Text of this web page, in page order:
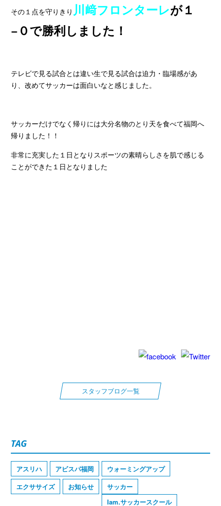
その１点を守りきり 川﨑フロンターレが１
−０で勝利しました！
テレビで見る試合とは違い生で見る試合は迫力・臨場感があ
り、改めてサッカーは面白いなと感じました。
サッカーだけでなく帰りには大分名物のとり天を食べて福岡へ
帰りました！！
非常に充実した１日となりスポーツの素晴らしさを肌で感じる
ことができた１日となりました
スタッフブログ一覧
TAG
アスリハ アビスパ福岡
ウォーミングアップ
エクササイズ
お知らせ
サッカー
Iam.サッカースクール